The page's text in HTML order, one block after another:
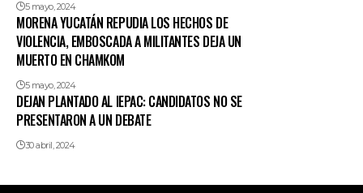
5 mayo, 2024
MORENA YUCATÁN REPUDIA LOS HECHOS DE
VIOLENCIA, EMBOSCADA A MILITANTES DEJA UN
MUERTO EN CHAMKOM
5 mayo, 2024
DEJAN PLANTADO AL IEPAC: CANDIDATOS NO SE
PRESENTARON A UN DEBATE
30 abril, 2024